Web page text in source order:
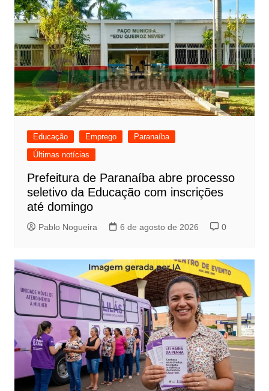
Educação Emprego
Paranaíba
Últimas notícias
Prefeitura de Paranaíba abre processo
seletivo da Educação com inscrições
até domingo
Pablo Nogueira 6 de agosto de 2026 0